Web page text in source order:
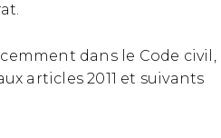
dans le Code civil,
articles 2011 et suivants